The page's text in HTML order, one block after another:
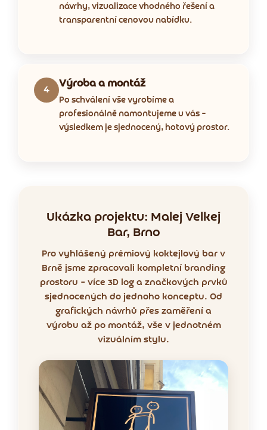
návrhy, vizualizace vhodného řešení a
transparentní cenovou nabídku.
4
Výroba a montáž
Po schválení vše vyrobíme a
profesionálně namontujeme u vás –
výsledkem je sjednocený, hotový prostor.
Ukázka projektu: Malej Velkej
Bar, Brno
Pro vyhlášený prémiový koktejlový bar v
Brně jsme zpracovali kompletní branding
prostoru – více 3D log a značkových prvků
sjednocených do jednoho konceptu. Od
grafických návrhů přes zaměření a
výrobu až po montáž, vše v jednotném
vizuálním stylu.